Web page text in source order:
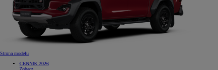
Strona modelu
CENNIK 2026
Zobacz